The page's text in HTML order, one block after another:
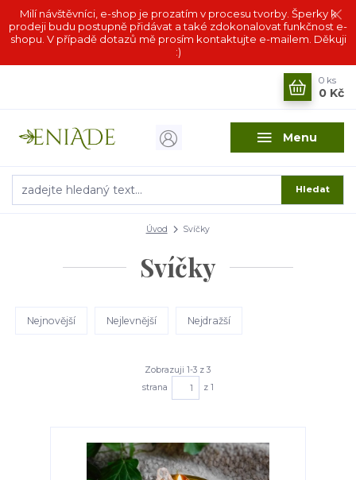
Milí návštěvníci, e-shop je prozatím v procesu tvorby. Šperky k
prodeji budu postupně přidávat a také zdokonalovat funkčnost e-
shopu. V případě dotazů mě prosím kontaktujte e-mailem. Děkuji
:)
Menu
Hledat
0 ks
0 Kč
Úvod Svíčky
Svíčky
Nejnovější Nejlevnější Nejdražší
Zobrazuji 1-3 z 3
strana
z 1